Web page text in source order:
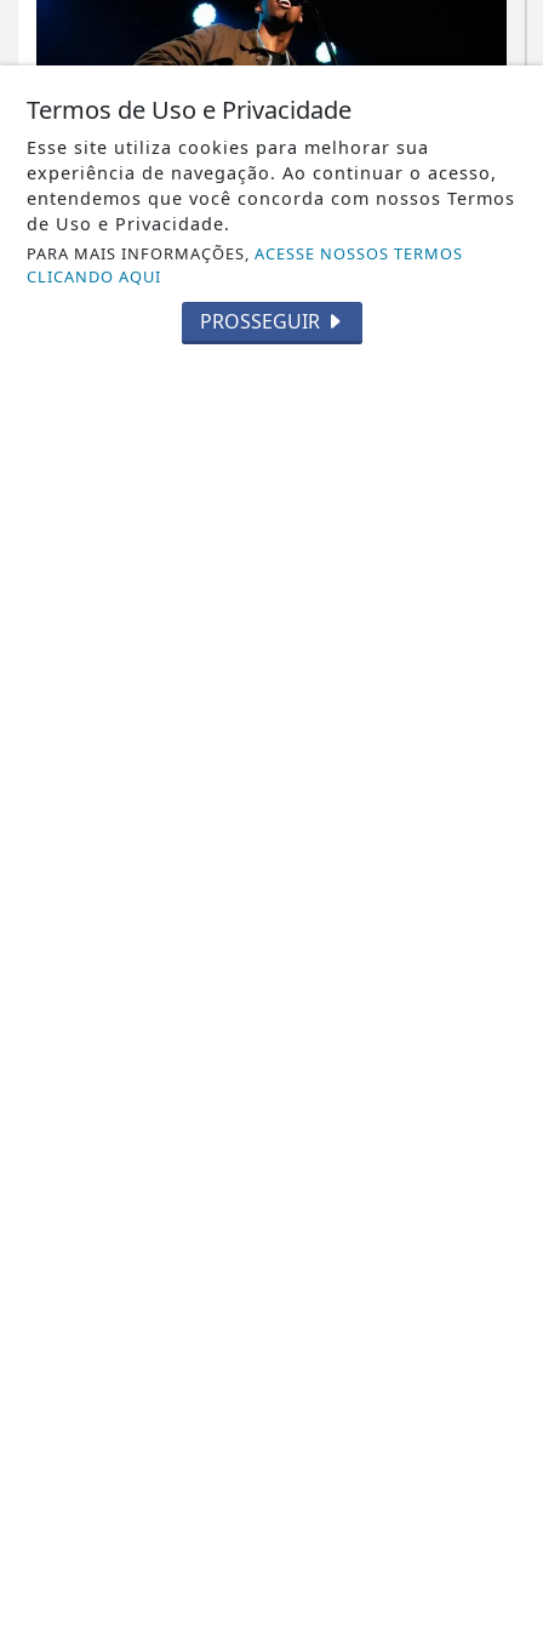
MÚSICA
João Teixeira estreia no cenário
musical com o single autoral
"Primeiro Lugar"
Termos de Uso e Privacidade
Esse site utiliza cookies para melhorar sua
experiência de navegação. Ao continuar o acesso,
entendemos que você concorda com nossos Termos
de Uso e Privacidade.
PARA MAIS INFORMAÇÕES,ACESSE NOSSOS TERMOS
CLICANDO AQUI
PROSSEGUIR